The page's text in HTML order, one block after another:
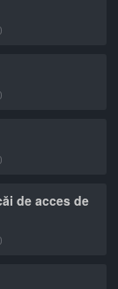
de acces de